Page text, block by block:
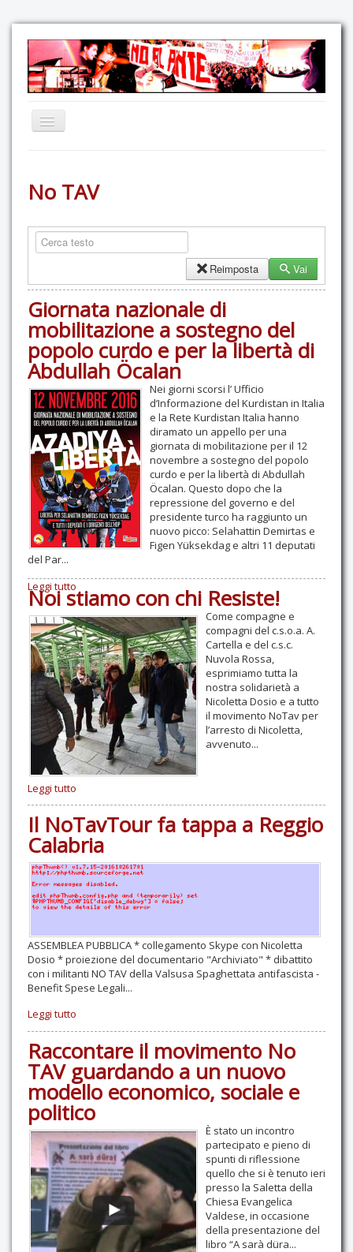
Comunicazione
GAS Felce & Mirtillo
Ricostruiamo il Cartella!
Mediateca
Autoproduzioni
Contatti
No TAV
Vai
Reimposta
Giornata nazionale di
mobilitazione a sostegno del
popolo curdo e per la libertà di
Abdullah Öcalan
Nei giorni scorsi l’ Ufficio
d’Informazione del Kurdistan in Italia
e la Rete Kurdistan Italia hanno
diramato un appello per una
giornata di mobilitazione per il 12
novembre a sostegno del popolo
curdo e per la libertà di Abdullah
Öcalan. Questo dopo che la
repressione del governo e del
presidente turco ha raggiunto un
nuovo picco: Selahattin Demirtas e
Figen Yüksekdag e altri 11 deputati
del Par...
Leggi tutto
Noi stiamo con chi Resiste!
Come compagne e
compagni del c.s.o.a. A.
Cartella e del c.s.c.
Nuvola Rossa,
esprimiamo tutta la
nostra solidarietà a
Nicoletta Dosio e a tutto
il movimento NoTav per
l’arresto di Nicoletta,
avvenuto...
Leggi tutto
Il NoTavTour fa tappa a Reggio
Calabria
ASSEMBLEA PUBBLICA * collegamento Skype con Nicoletta
Dosio * proiezione del documentario "Archiviato" * dibattito
con i militanti NO TAV della Valsusa Spaghettata antifascista -
Benefit Spese Legali...
Leggi tutto
Raccontare il movimento No
TAV guardando a un nuovo
modello economico, sociale e
politico
È stato un incontro
partecipato e pieno di
spunti di riflessione
quello che si è tenuto ieri
presso la Saletta della
Chiesa Evangelica
Valdese, in occasione
della presentazione del
libro “A sarà düra...